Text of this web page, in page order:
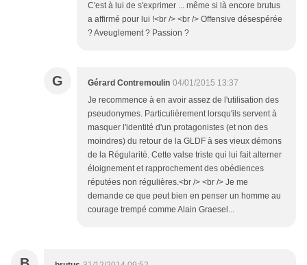
C'est à lui de s'exprimer ... même si là encore brutus
a affirmé pour lui !<br /> <br /> Offensive désespérée
? Aveuglement ? Passion ?
G Gérard Contremoulin 04/01/2015 13:37
Je recommence à en avoir assez de l'utilisation des
pseudonymes. Particulièrement lorsqu'ils servent à
masquer l'identité d'un protagonistes (et non des
moindres) du retour de la GLDF à ses vieux démons
de la Régularité. Cette valse triste qui lui fait alterner
éloignement et rapprochement des obédiences
réputées non régulières.<br /> <br /> Je me
demande ce que peut bien en penser un homme au
courage trempé comme Alain Graesel...